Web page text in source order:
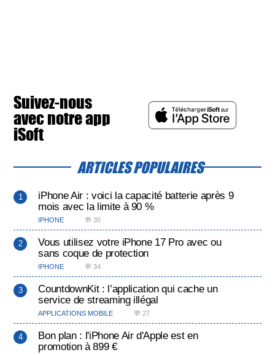
Suivez-nous
avec notre app
iSoft
ARTICLES POPULAIRES
iPhone Air : voici la capacité batterie après 9
mois avec la limite à 90 %
IPHONE 💬 35
Vous utilisez votre iPhone 17 Pro avec ou
sans coque de protection
IPHONE 💬 34
CountdownKit : l’application qui cache un
service de streaming illégal
APPLICATIONS MOBILE 💬 27
Bon plan : l'iPhone Air d'Apple est en
promotion à 899 €